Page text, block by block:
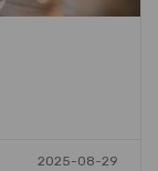
2025-08-29